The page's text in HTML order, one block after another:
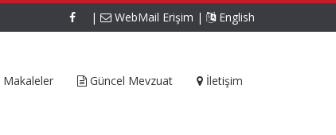
| WebMail Erişim | English
Makaleler Güncel Mevzuat İletişim